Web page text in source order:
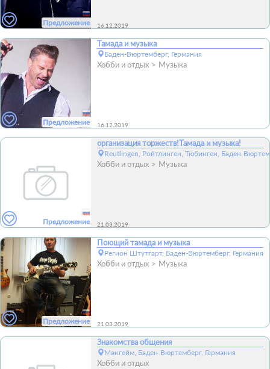
Предложение 16.12.2019
Предложение
Тамада и музыка
Баден-Вюртемберг, Германия
Хобби и отдых Музыка
16.12.2019
Предложение
организация торжеств!Тамада и музыка!
Reutlingen, Ройтлинген, Тюбинген, Баден-
Хобби и отдых Музыка
21.03.2019
Предложение
Поющий тамада и музыка
Регион Штутгарт, Баден-Вюртемберг, Германия
Хобби и отдых Музыка
21.03.2019
Знакомства общения
Мангейм, Баден-Вюртемберг, Германия
Хобби и отдых